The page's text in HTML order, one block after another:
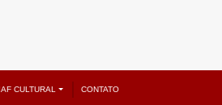
IAF CULTURAL CONTATO